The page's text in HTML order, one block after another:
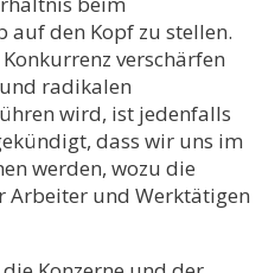
auf den Kopf zu stellen.
verschärfen
radikalen
wird, ist jedenfalls
dass wir uns im
werden, wozu die
Arbeiter und Werktätigen